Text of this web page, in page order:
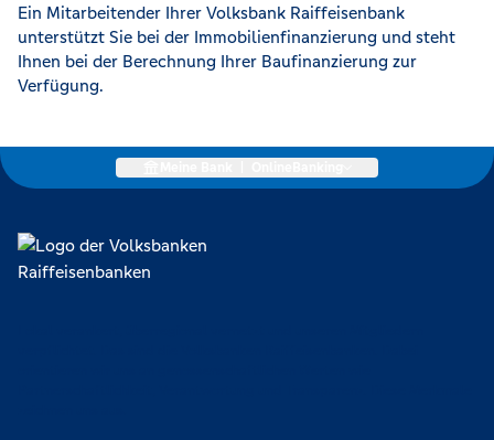
Ein Mitarbeitender Ihrer Volksbank Raiffeisenbank
unterstützt Sie bei der Immobilienfinanzierung und steht
Ihnen bei der Berechnung Ihrer Baufinanzierung zur
Verfügung.